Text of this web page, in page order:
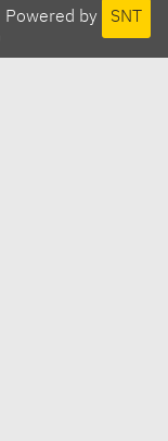
Powered by SNT